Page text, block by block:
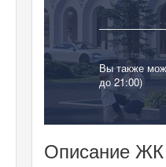
Вы также
до 21:00)
Описание ЖК